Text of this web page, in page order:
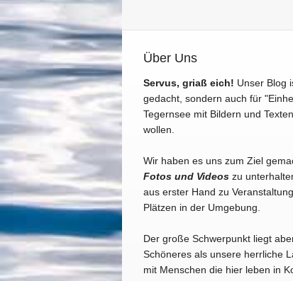
Über Uns
Servus, griaß eich! Unser Blog
gedacht, sondern auch für
Tegernsee mit Bildern und
wollen.
Wir haben es uns zum Ziel
Fotos und Videos zu
aus erster Hand zu
Plätzen in der Umgebung.
Der große Schwerpunkt liegt
Schöneres als unsere herrliche
mit Menschen die hier leben in